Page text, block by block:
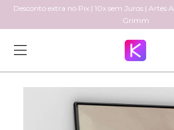
Desconto extra no Pix | 10x sem Juros | Artes
Grimm